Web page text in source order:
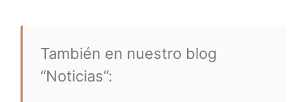
También en nuestro blog
“Noticias”: